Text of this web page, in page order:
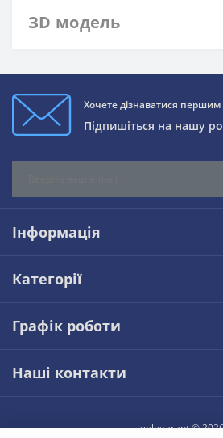
ЗD модель
Хочете дізнаватися першим
Підпишіться на нашу
Інформація
Категорії
Графік роботи
Наші контакти
teplogarant ©